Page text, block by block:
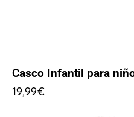
Casco Infantil para
19,99€